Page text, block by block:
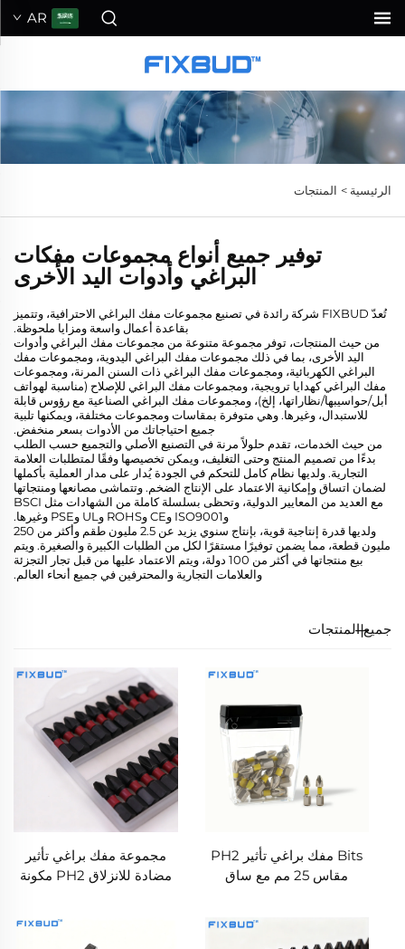
AR
الرئيسية > المنتجات
توفير جميع أنواع مجموعات مفكات
البراغي وأدوات اليد الأخرى
تُعدّ FIXBUD شركة رائدة في تصنيع مجموعات مفك البراغي الاحترافية، وتتميز
بقاعدة أعمال واسعة ومزايا ملحوظة.
من حيث المنتجات، توفر مجموعة متنوعة من مجموعات مفك البراغي وأدوات
اليد الأخرى، بما في ذلك مجموعات مفك البراغي اليدوية، ومجموعات مفك
البراغي الكهربائية، ومجموعات مفك البراغي ذات السنن المرنة، ومجموعات
مفك البراغي كهدايا ترويجية، ومجموعات مفك البراغي للإصلاح (مناسبة لهواتف
أبل/حواسيبها/نظاراتها، إلخ)، ومجموعات مفك البراغي الصناعية مع رؤوس قابلة
للاستبدال، وغيرها. وهي متوفرة بمقاسات ومجموعات مختلفة، ويمكنها تلبية
جميع احتياجاتك من الأدوات بسعر منخفض.
من حيث الخدمات، تقدم حلولاً مرنة في التصنيع الأصلي والتجميع حسب الطلب
بدءًا من تصميم المنتج وحتى التغليف، ويمكن تخصيصها وفقًا لمتطلبات العلامة
التجارية. ولديها نظام كامل للتحكم في الجودة يُدار على مدار العملية بأكملها
لضمان اتساق وإمكانية الاعتماد على الإنتاج الضخم. وتتماشى مصانعها ومنتجاتها
مع العديد من المعايير الدولية، وتحظى بسلسلة كاملة من الشهادات مثل BSCI
وISO9001 وCE وROHS وUL وPSE وغيرها.
ولديها قدرة إنتاجية قوية، بإنتاج سنوي يزيد عن 2.5 مليون طقم وأكثر من 250
مليون قطعة، مما يضمن توفيرًا مستقرًا لكل من الطلبات الكبيرة والصغيرة. ويتم
بيع منتجاتها في أكثر من 100 دولة، ويتم الاعتماد عليها من قبل تجار التجزئة
والعلامات التجارية والمحترفين في جميع أنحاء العالم.
جميع المنتجات
Bits مفك براغي تأثير PH2
مقاس 25 مم مع ساق
مجموعة مفك براغي تأثير
مضادة للانزلاق PH2 مكونة